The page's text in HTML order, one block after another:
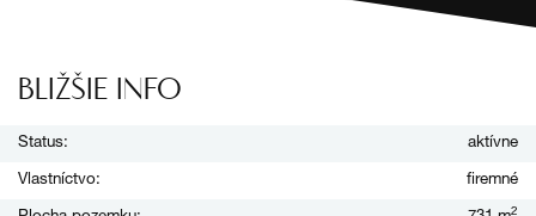
BLIŽŠIE INFO
Status: aktívne
Vlastníctvo: firemné
2